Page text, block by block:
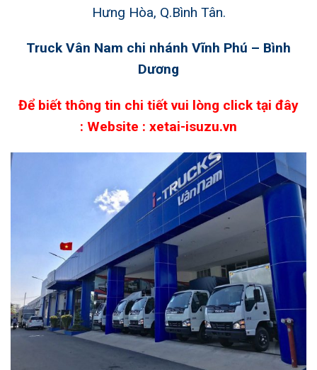
Hưng Hòa, Q.Bình Tân.
Truck Vân Nam chi nhánh Vĩnh Phú – Bình
Dương
Để biết thông tin chi tiết vui lòng click tại đây
: Website : xetai-isuzu.vn